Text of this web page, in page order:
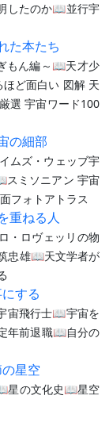
したのか📖並行宇
た本たち
もん編～📖天才少
ど面白い 図解 天
選 宇宙ワード100
の細部
ムズ・ウェッブ宇
スミソニアン 宇宙
フォトアトラス
重ねる人
・ロヴェッリの物
忠雄📖天文学者が
する
宙飛行士📖宇宙を
年前退職📖自分の
星空
星の文化史📖星空